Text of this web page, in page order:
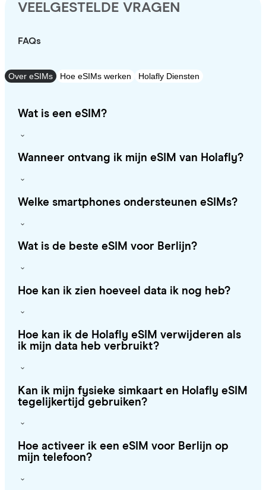
VEELGESTELDE VRAGEN
FAQs
Over eSIMs Hoe eSIMs werken Holafly Diensten
Wat is een eSIM?
Wanneer ontvang ik mijn eSIM van Holafly?
Welke smartphones ondersteunen eSIMs?
Wat is de beste eSIM voor Berlijn?
Hoe kan ik zien hoeveel data ik nog heb?
Hoe kan ik de Holafly eSIM verwijderen als
ik mijn data heb verbruikt?
Kan ik mijn fysieke simkaart en Holafly eSIM
tegelijkertijd gebruiken?
Hoe activeer ik een eSIM voor Berlijn op
mijn telefoon?